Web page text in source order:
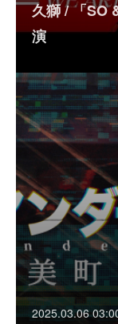
久獅 / 「SO
演
2025.03.06